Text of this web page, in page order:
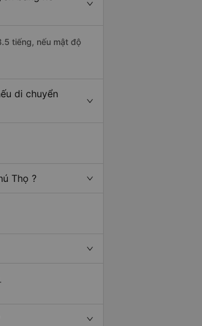
tiếng, nếu mật độ
di chuyển
Thọ ?